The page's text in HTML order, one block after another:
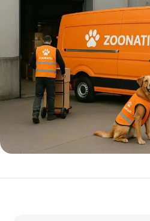
5% korting met code